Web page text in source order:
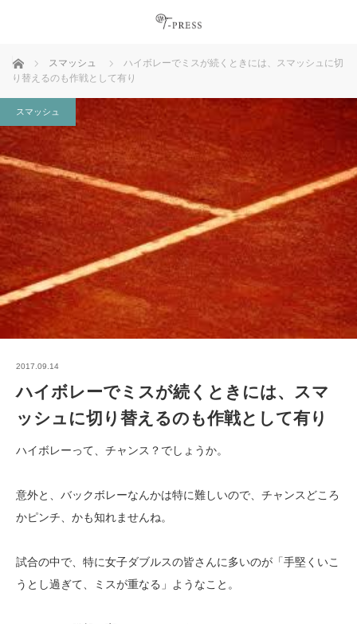
ホーム スマッシュ
ハイボレーでミスが続くときには、スマッシュに切
り替えるのも作戦として有り
スマッシュ
2017.09.14
ハイボレーでミスが続くときには、スマ
ッシュに切り替えるのも作戦として有り
ハイボレーって、チャンス？でしょうか。
意外と、バックボレーなんかは特に難しいので、チャンスどころ
かピンチ、かも知れませんね。
試合の中で、特に女子ダブルスの皆さんに多いのが「手堅くいこ
うとし過ぎて、ミスが重なる」ようなこと。